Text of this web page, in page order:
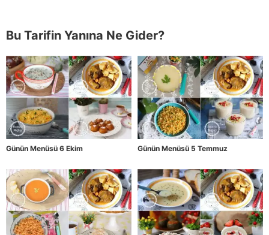
Bu Tarifin Yanına Ne Gider?
Günün Menüsü 6 Ekim Günün Menüsü 5 Temmuz